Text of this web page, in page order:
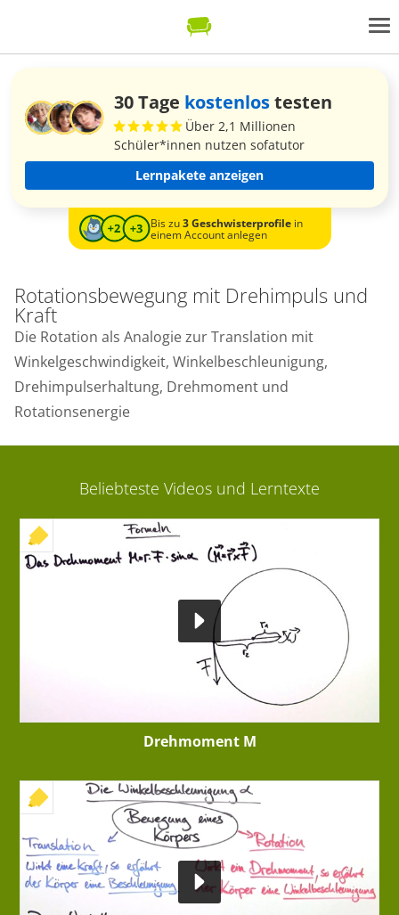
30 Tage kostenlostesten
Über 2,1 Millionen
Schüler*innen nutzen sofatutor
Lernpakete anzeigen
Bis zu3 Geschwisterprofilein
einem Account anlegen
Rotationsbewegung mit Drehimpuls und
Kraft
Die Rotation als Analogie zur Translation mit
Winkelgeschwindigkeit, Winkelbeschleunigung,
Drehimpulserhaltung, Drehmoment und
Rotationsenergie
Beliebteste Videos und Lerntexte
+ INTERAKTIVE ÜBUNG
Drehmoment M
+ INTERAKTIVE ÜBUNG